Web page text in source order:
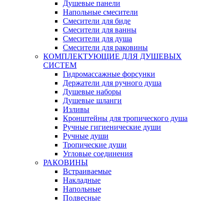
Душевые панели
Напольные смесители
Смесители для биде
Смесители для ванны
Смесители для душа
Смесители для раковины
КОМПЛЕКТУЮЩИЕ ДЛЯ ДУШЕВЫХ
СИСТЕМ
Гидромассажные форсунки
Держатели для ручного душа
Душевые наборы
Душевые шланги
Изливы
Кронштейны для тропического душа
Ручные гигиенические души
Ручные души
Тропические души
Угловые соединения
РАКОВИНЫ
Встраиваемые
Накладные
Напольные
Подвесные